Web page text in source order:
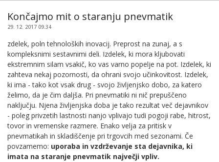
Končajmo mit o staranju pnevmatik
29. 12. 2017 09.34
zdelek, poln tehnoloških inovacij. Preprost na zunaj, a s
kompleksnimi sestavnimi deli. Izdelek, ki mora kljubovati
ekstremnim silam vsakič, ko vas varno popelje na pot. Izdelek, ki
zahteva nekaj pozornosti, da ohrani svojo učinkovitost. Izdelek,
ki ima - tako kot vsak drug - svojo življenjsko dobo, za katero
želimo, da je čim daljša. Pri pnevmatiki ni nič prepuščeno
naključju. Njena življenjska doba je tako rezultat več dejavnikov
- poleg privzetih lastnosti nanjo vplivajo tudi pogoji rabe, hitrost,
tovor in vremenske razmere. Enako velja za pritisk v
pnevmatikah in skladiščenje pri trgovcih med sezonami. Če
povzamemo: uporaba in vzdrževanje sta dejavnika, ki
imata na staranje pnevmatik največji vpliv.